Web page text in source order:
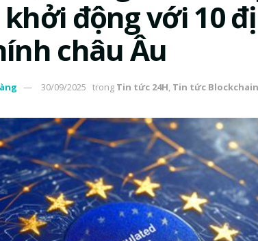
khởi động với 10
châu Âu
30/09/2025 trong Tin tức 24H, Tin tức Blockchain